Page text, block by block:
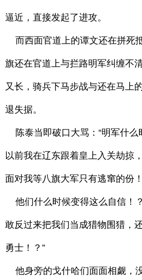
逼近，直接发起了进攻。
而西面官道上的谭文还在拼死
旗还在官道上与拦路明军纠缠不
又长，骑兵下马步战与还在马上
退失据。
陈泰当即破口大骂：“明军什么
以前我在辽东跟着皇上入关劫掠
面对我等八旗大军只有逃窜的份！
他们什么时候变得这么自信！
敢反过来把我们当成猎物围猎，
勇士！？”
他身旁的戈什哈们面面相觑，